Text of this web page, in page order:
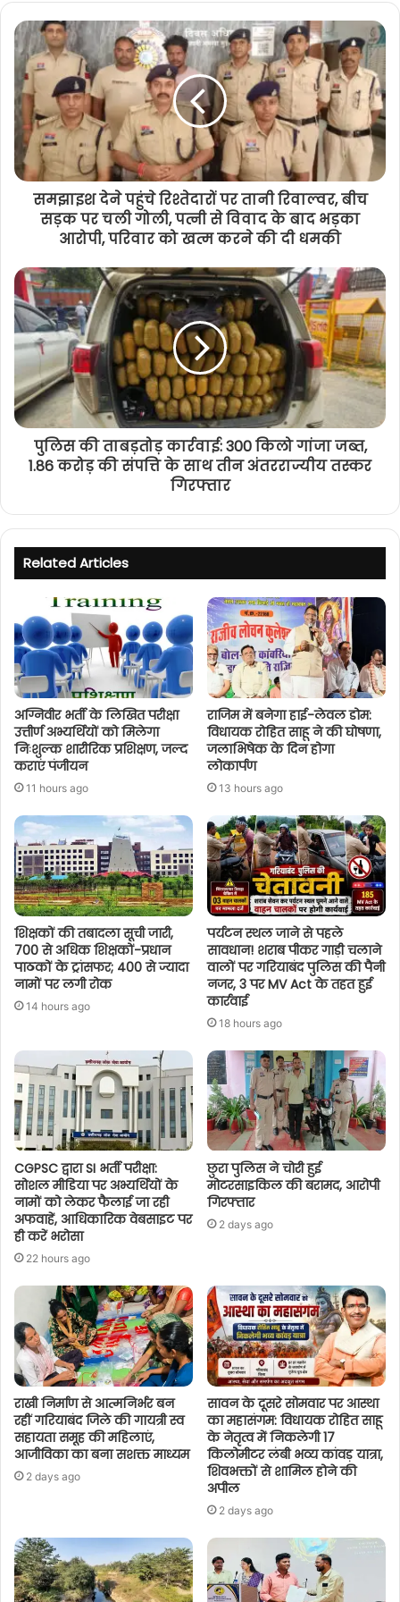
समझाइश देने पहुंचे रिश्तेदारों पर तानी रिवाल्वर, बीच
सड़क पर चली गोली, पत्नी से विवाद के बाद भड़का
आरोपी, परिवार को खत्म करने की दी धमकी
पुलिस की ताबड़तोड़ कार्रवाई: 300 किलो गांजा जब्त,
1.86 करोड़ की संपत्ति के साथ तीन अंतरराज्यीय तस्कर
गिरफ्तार
Related Articles
अग्निवीर भर्ती के लिखित परीक्षा
उत्तीर्ण अभ्यर्थियों को मिलेगा
निःशुल्क शारीरिक प्रशिक्षण, जल्द
कराएं पंजीयन
11 hours ago
राजिम में बनेगा हाई-लेवल डोम:
विधायक रोहित साहू ने की घोषणा,
जलाभिषेक के दिन होगा
लोकार्पण
13 hours ago
शिक्षकों की तबादला सूची जारी,
700 से अधिक शिक्षकों-प्रधान
पाठकों के ट्रांसफर; 400 से ज्यादा
नामों पर लगी रोक
14 hours ago
पर्यटन स्थल जाने से पहले
सावधान! शराब पीकर गाड़ी चलाने
वालों पर गरियाबंद पुलिस की पैनी
नजर, 3 पर MV Act के तहत हुई
कार्रवाई
18 hours ago
CGPSC द्वारा SI भर्ती परीक्षा:
सोशल मीडिया पर अभ्यर्थियों के
नामों को लेकर फैलाई जा रही
अफवाहें, आधिकारिक वेबसाइट पर
ही करें भरोसा
22 hours ago
छुरा पुलिस ने चोरी हुई
मोटरसाइकिल की बरामद, आरोपी
गिरफ्तार
2 days ago
राखी निर्माण से आत्मनिर्भर बन
रहीं गरियाबंद जिले की गायत्री स्व
सहायता समूह की महिलाएं,
आजीविका का बना सशक्त माध्यम
2 days ago
सावन के दूसरे सोमवार पर आस्था
का महासंगम: विधायक रोहित साहू
के नेतृत्व में निकलेगी 17
किलोमीटर लंबी भव्य कांवड़ यात्रा,
शिवभक्तों से शामिल होने की
अपील
2 days ago